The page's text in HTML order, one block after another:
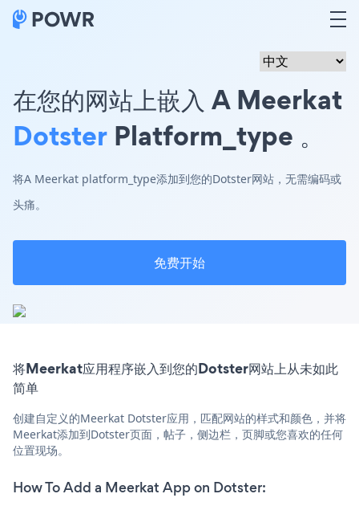
在您的网站上嵌入 A Meerkat
Dotster Platform_type 。
将A Meerkat platform_type添加到您的Dotster网站，无需编码或
头痛。
免费开始
将Meerkat应用程序嵌入到您的Dotster网站上从未如此
简单
创建自定义的Meerkat Dotster应用，匹配网站的样式和颜色，并将
Meerkat添加到Dotster页面，帖子，侧边栏，页脚或您喜欢的任何
位置现场。
How To Add a Meerkat App on Dotster: